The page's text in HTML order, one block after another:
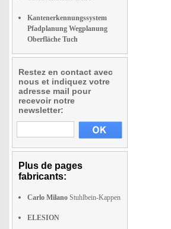
Kantenerkennungssystem
Pfadplanung Wegplanung
Oberfläche Tuch
Restez en contact avec
nous et indiquez votre
adresse mail pour
recevoir notre
newsletter:
Plus de pages
fabricants:
Carlo Milano Stuhlbein-Kappen
ELESION